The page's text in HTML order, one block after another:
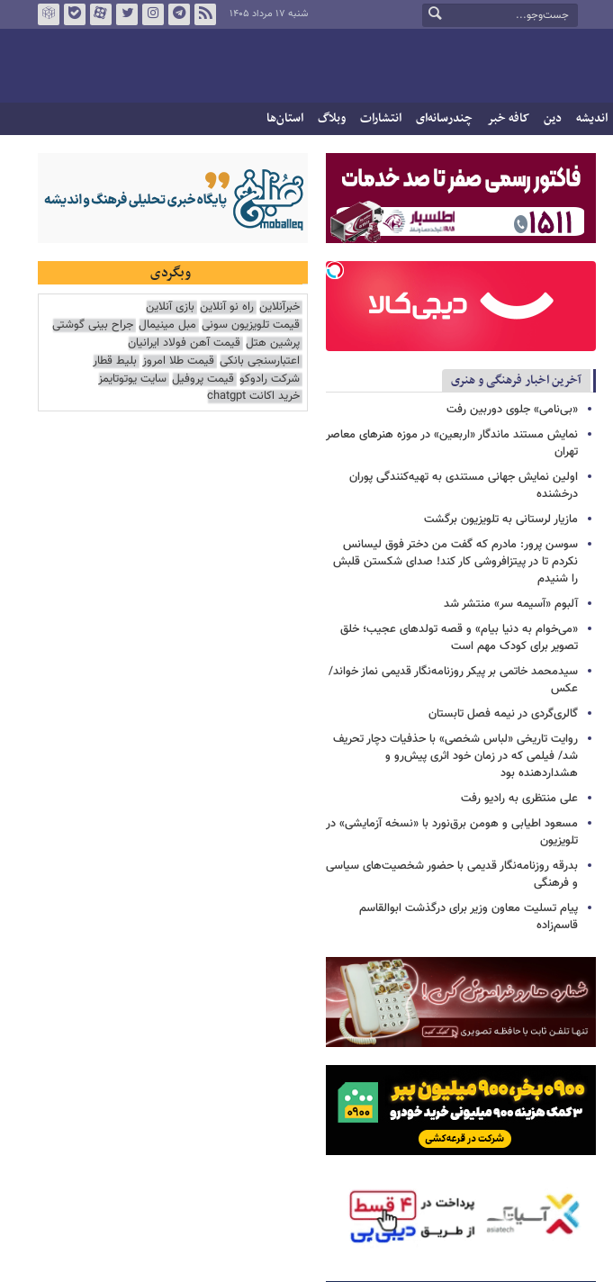
شنبه ۱۷ مرداد ۱۴۰۵
اندیشه دین کافه خبر چندرسانه‌ای انتشارات وبلاگ استان‌ها
آخرین اخبار فرهنگی و هنری
«بی‌نامی» جلوی دوربین رفت
نمایش مستند ماندگار «اربعین» در موزه هنرهای معاصر
تهران
اولین نمایش جهانی مستندی به تهیه‌کنندگی پوران
درخشنده
مازیار لرستانی به تلویزیون برگشت
سوسن پرور: مادرم که گفت من دختر فوق‌ لیسانس
نکردم تا در پیتزافروشی کار کند! صدای شکستن قلبش
را شنیدم
آلبوم «آسیمه سر» منتشر شد
«می‌خوام به دنیا بیام» و قصه تولدهای عجیب؛ خلق
تصویر برای کودک مهم است
سیدمحمد خاتمی بر پیکر روزنامه‌نگار قدیمی نماز خواند/
عکس
گالری‌گردی در نیمه فصل تابستان
روایت تاریخی «لباس شخصی» با حذفیات دچار تحریف
شد/ فیلمی که در زمان خود اثری پیش‌رو و
هشداردهنده بود
علی منتظری به رادیو رفت
مسعود اطیابی و هومن برق‌نورد با «نسخه آزمایشی» در
تلویزیون
بدرقه روزنامه‌نگار قدیمی با حضور شخصیت‌های سیاسی
و فرهنگی
پیام تسلیت معاون وزیر برای درگذشت ابوالقاسم
قاسم‌زاده
وبگردی
خبرآنلاین راه نو آنلاین بازی آنلاین
قیمت تلویزیون سونی مبل مینیمال جراح بینی گوشتی
پرشین هتل قیمت آهن فولاد ایرانیان
اعتبارسنجی بانکی قیمت طلا امروز بلیط قطار
شرکت رادوکو قیمت پروفیل سایت یوتوتایمز
خرید اکانت chatgpt